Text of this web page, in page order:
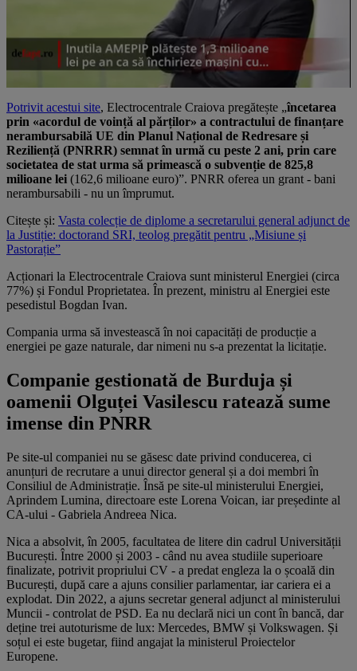
Potrivit acestui site, Electrocentrale Craiova pregătește „încetarea
prin «acordul de voință al părților» a contractului de finanțare
nerambursabilă UE din Planul Național de Redresare și
Reziliență (PNRRR) semnat în urmă cu peste 2 ani, prin care
societatea de stat urma să primească o subvenție de 825,8
milioane lei (162,6 milioane euro)”. PNRR oferea un grant - bani
nerambursabili - nu un împrumut.
Citește și: Vasta colecție de diplome a secretarului general adjunct de
la Justiție: doctorand SRI, teolog pregătit pentru „Misiune și
Pastorație”
Acționari la Electrocentrale Craiova sunt ministerul Energiei (circa
77%) și Fondul Proprietatea. În prezent, ministru al Energiei este
pesedistul Bogdan Ivan.
Compania urma să investească în noi capacități de producție a
energiei pe gaze naturale, dar nimeni nu s-a prezentat la licitație.
Companie gestionată de Burduja și
oamenii Olguței Vasilescu ratează sume
imense din PNRR
Pe site-ul companiei nu se găsesc date privind conducerea, ci
anunțuri de recrutare a unui director general și a doi membri în
Consiliul de Administrație. Însă pe site-ul ministerului Energiei,
Aprindem Lumina, directoare este Lorena Voican, iar președinte al
CA-ului - Gabriela Andreea Nica.
Nica a absolvit, în 2005, facultatea de litere din cadrul Universității
București. Între 2000 și 2003 - când nu avea studiile superioare
finalizate, potrivit propriului CV - a predat engleza la o școală din
București, după care a ajuns consilier parlamentar, iar cariera ei a
explodat. Din 2022, a ajuns secretar general adjunct al ministerului
Muncii - controlat de PSD. Ea nu declară nici un cont în bancă, dar
deține trei autoturisme de lux: Mercedes, BMW și Volkswagen. Și
soțul ei este bugetar, fiind angajat la ministerul Proiectelor
Europene.